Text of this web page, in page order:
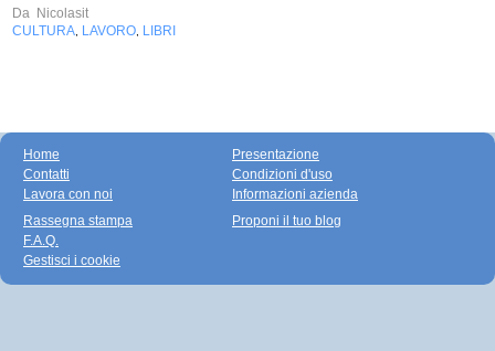
Da Nicolasit
CULTURA LAVORO LIBRI
Home
Contatti
Lavora con noi
Presentazione
Condizioni d'uso
Informazioni azienda
Rassegna stampa
F.A.Q.
Gestisci i cookie
Proponi il tuo blog